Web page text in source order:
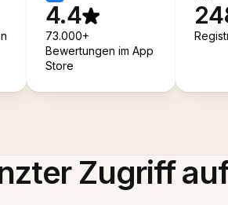
4.4
73.000+
Bewertungen im App
Store
Zugriff